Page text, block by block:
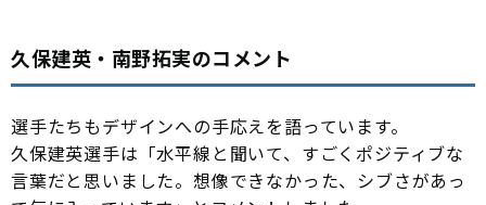
久保建英・南野拓実のコメント
選手たちもデザインへの手応えを語っています。
久保建英選手は「水平線と聞いて、すごくポジティブな
言葉だと思いました。想像できなかった、シブさがあっ